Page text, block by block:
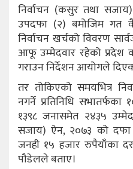
निर्वाचन (कसुर तथा
उपदफा (२) बमोजिम गत
निर्वाचन खर्चको विवरण
आफू उम्मेदवार रहेको प्रदेश
गराउन निर्देशन आयोगले
तर तोकिएको समयभित्र
नगर्ने प्रतिनिधि
१३९८ जनासमेत २४३५
सजाय) ऐन, २०७३ को
जनही १५ हजार रुपैयाँका
पौडेलले बताए।